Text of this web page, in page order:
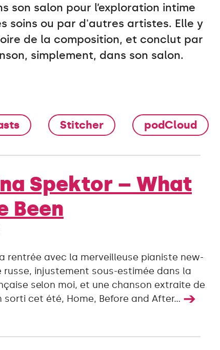
son salon pour l’exploration intime
soins ou par d'autres artistes. Elle y
de la composition, et conclut par
simplement, dans son salon.
Stitcher podCloud
Spektor – What
Been
rentrée avec la merveilleuse pianiste new-
russe, injustement sous-estimée dans la
selon moi, et une chanson extraite de
sorti cet été, Home, Before and After... ➔